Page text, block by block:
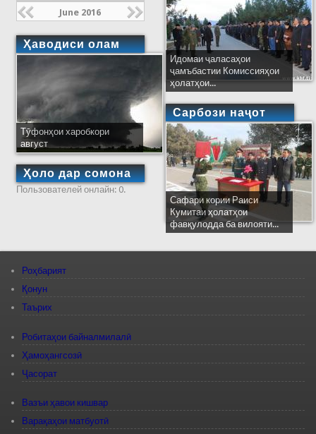
June 2016
Ҳаводиси олам
Тӯфонҳои харобкори
август
Ҳоло дар сомона
Пользователей онлайн: 0.
Идомаи ҷаласаҳои
ҷамъбастии Комиссияҳои
ҳолатҳои...
Сарбози наҷот
Сафари кории Раиси
Кумитаи ҳолатҳои
фавқулодда ба вилояти...
Роҳбарият
Қонун
Таърих
Робитаҳои байналмилалӣ
Ҳамоҳангсозӣ
Ҷасорат
Вазъи ҳавои кишвар
Варақаҳои матбуотӣ